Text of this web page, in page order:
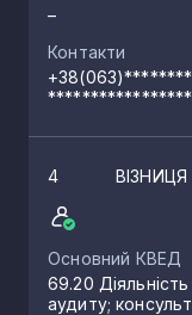
–
Контакти
4
Основний КВЕД
69.20
аудиту;